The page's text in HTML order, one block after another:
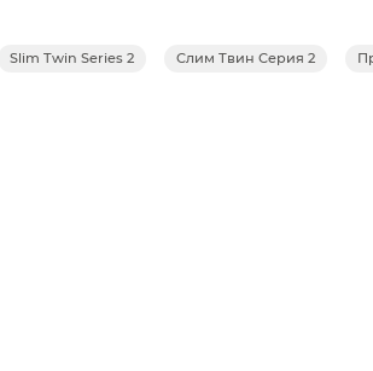
увеличенные передние колеса с
Slim Twin Series 2 Слим Твин Серия 2